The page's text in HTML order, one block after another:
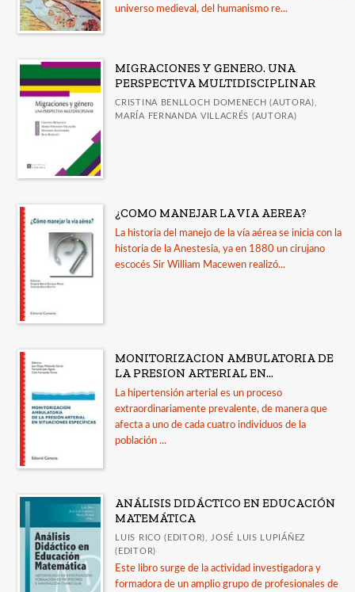
universo medieval, del humanismo re...
MIGRACIONES Y GENERO. UNA
PERSPECTIVA MULTIDISCIPLINAR
CRISTINA BENLLOCH DOMENECH (AUTORA),
MARÍA FERNANDA VILLACRÉS (AUTORA)
¿COMO MANEJAR LA VIA AEREA?
La historia del manejo de la vía aérea se inicia con la
historia de la Anestesia, ya en 1880 un cirujano
escocés Sir William Macewen realizó...
MONITORIZACION AMBULATORIA DE
LA PRESION ARTERIAL EN...
La hipertensión arterial es un proceso
extraordinariamente prevalente, de manera que
afecta a uno de cada cuatro individuos de la
población ...
ANÁLISIS DIDÁCTICO EN EDUCACIÓN
MATEMÁTICA
LUIS RICO (EDITOR), JOSÉ LUIS LUPIÁÑEZ
(EDITOR)
Este libro surge de la actividad investigadora y
formadora de un amplio grupo de profesionales de